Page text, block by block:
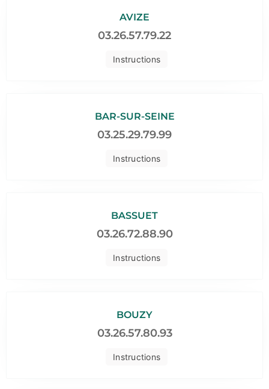
Instructions
AVIZE
03.26.57.79.22
Instructions
BAR-SUR-SEINE
03.25.29.79.99
Instructions
BASSUET
03.26.72.88.90
Instructions
BOUZY
03.26.57.80.93